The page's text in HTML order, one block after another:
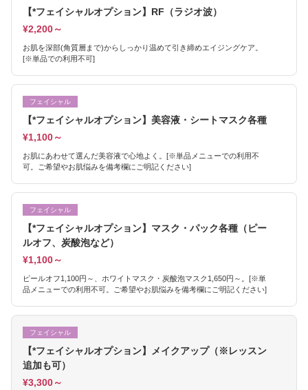
【*フェイシャルオプション】RF（ラジオ波）
¥2,200～
お肌を深部(角質層まで)からしっかり温めて引き締めエイジングケア。
[※単品での利用不可]
フェイシャル
【*フェイシャルオプション】美容液・シートマスク各種
¥1,100～
お肌にあわせて選んだ美容液で心地よく。[※単品メニューでの利用不
可。ご希望やお肌悩みを備考欄にご明記ください]
フェイシャル
【*フェイシャルオプション】マスク・パック各種（ピー
ルオフ、炭酸泡など）
¥1,100～
ピールオフ1,100円～、ホワイトマスク・炭酸泡マスク1,650円～。[※単
品メニューでの利用不可。ご希望やお肌悩みを備考欄にご明記ください]
フェイシャル
【*フェイシャルオプション】メイクアップ（※レッスン
追加も可）
¥3,300～